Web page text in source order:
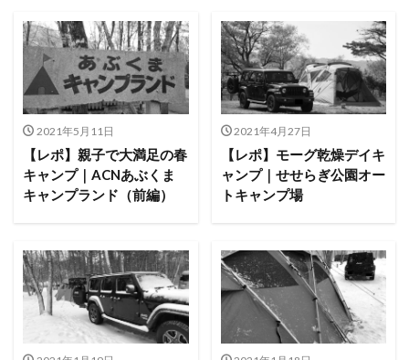
2021年5月11日
【レポ】親子で大満足の春
キャンプ｜ACNあぶくま
キャンプランド（前編）
2021年4月27日
【レポ】モーグ乾燥デイキ
ャンプ｜せせらぎ公園オー
トキャンプ場